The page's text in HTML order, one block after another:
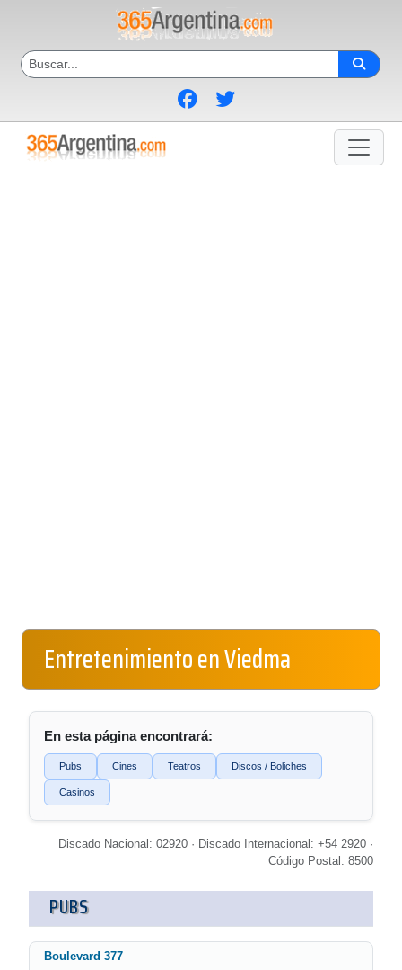
Entretenimiento en Viedma
En esta página encontrará:
Pubs Cines Teatros Discos / Boliches
Casinos
Discado Nacional: 02920 · Discado Internacional: +54 2920 ·
Código Postal: 8500
PUBS
Boulevard 377